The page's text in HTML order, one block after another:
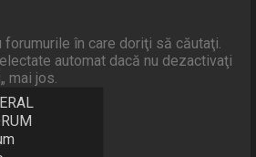
în care doriţi să căutaţi.
automat dacă nu dezactivaţi
mai jos.